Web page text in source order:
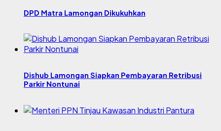
DPD Matra Lamongan Dikukuhkan
Dishub Lamongan Siapkan Pembayaran Retribusi
Parkir Nontunai